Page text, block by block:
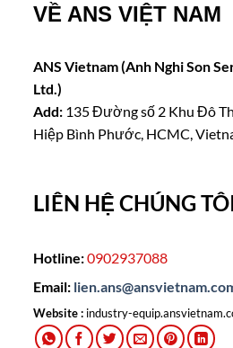
VỀ ANS VIỆT NAM
ANS Vietnam (Anh Nghi Son
Ltd.)
Add: 135 Đường số 2 Khu Đô
Hiệp Bình Phước, HCMC,
LIÊN HỆ CHÚNG
Hotline:0902937088
Email:
Website : industry-